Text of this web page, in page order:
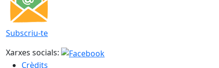
Subscriu-te
Xarxes socials:
Crèdits